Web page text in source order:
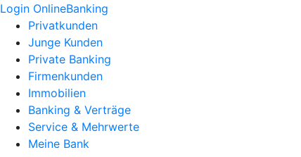
Login OnlineBanking
Privatkunden
Junge Kunden
Private Banking
Firmenkunden
Immobilien
Banking & Verträge
Service & Mehrwerte
Meine Bank